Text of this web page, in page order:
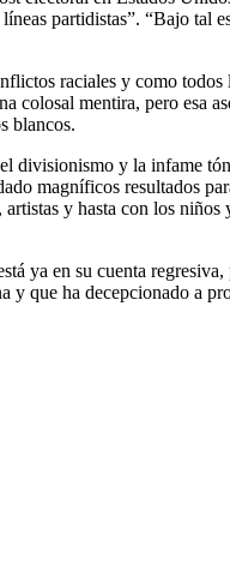
partidistas”. “Bajo tal
raciales y como
colosal mentira, pero esa
blancos.
divisionismo y la infame
magníficos resultados
y hasta con los niños
ya en su cuenta
que ha decepcionado a